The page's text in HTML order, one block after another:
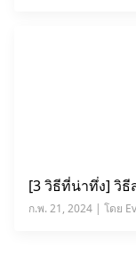
[3 วิธีที่น่าทึ่ง] วิ
ก.พ. 21, 2024 | โดย